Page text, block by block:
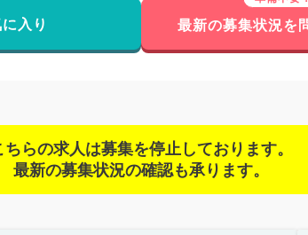
入り 最新の募集状況を
ちらの求人は募集を停止しております。
最新の募集状況の確認も承ります。